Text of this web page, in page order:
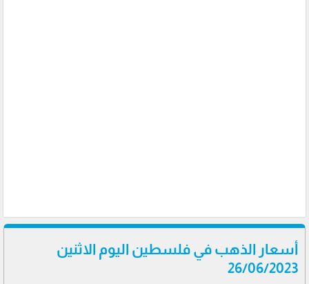
أسعار الذهب في فلسطين اليوم الاثنين
26/06/2023